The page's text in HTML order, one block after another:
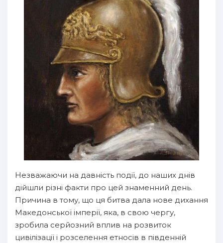
Незважаючи на давність події, до наших днів
дійшли різні факти про цей знаменний день.
Причина в тому, що ця битва дала нове дихання
Македонської імперії, яка, в свою чергу,
зробила серйозний вплив на розвиток
цивілізації і розселення етносів в південній